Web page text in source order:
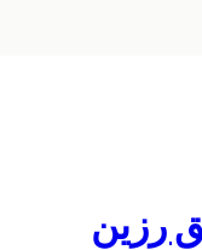
رزین